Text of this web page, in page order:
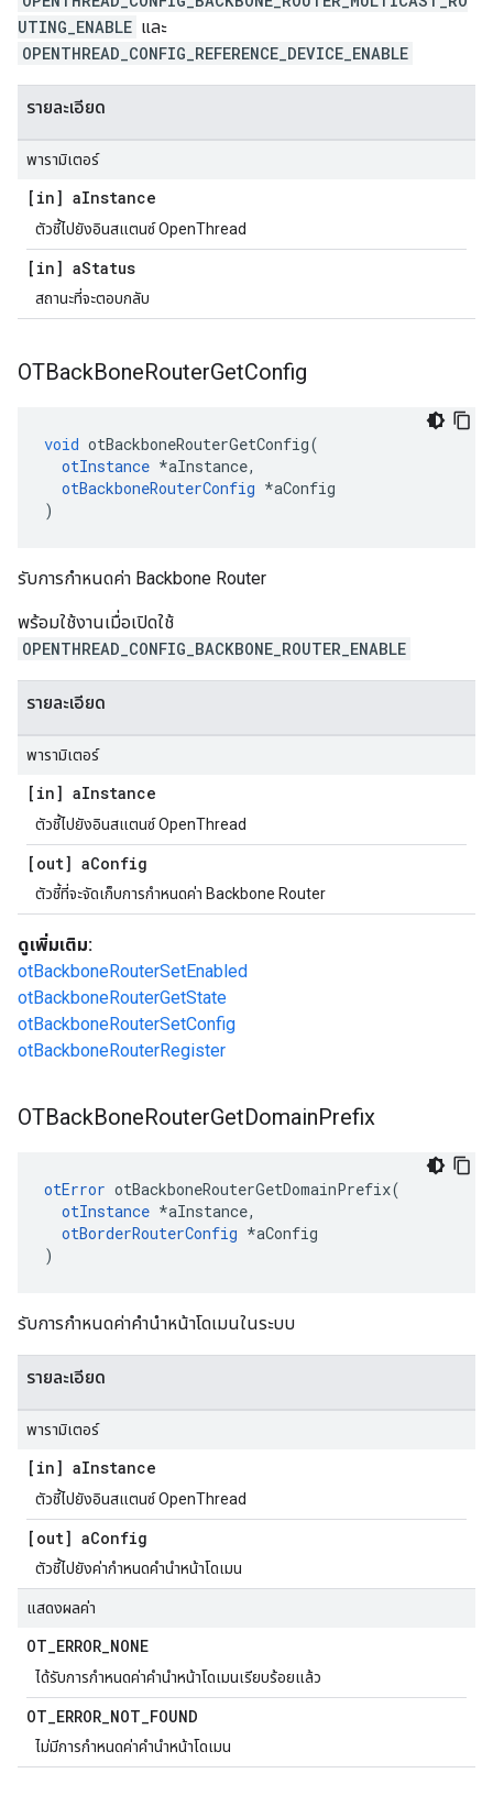
UTING_ENABLE และ
OPENTHREAD_CONFIG_REFERENCE_DEVICE_ENABLE
รายละเอียด
พารามิเตอร์
[in] aInstance
ตัวชี้ไปยังอินสแตนซ์ OpenThread
[in] aStatus
สถานะที่จะตอบกลับ
OTBackBoneRouterGetConfig
void otBackboneRouterGetConfig(
otInstance *aInstance,
otBackboneRouterConfig *aConfig
)
รับการกําหนดค่า Backbone Router
พร้อมใช้งานเมื่อเปิดใช้
OPENTHREAD_CONFIG_BACKBONE_ROUTER_ENABLE
รายละเอียด
พารามิเตอร์
[in] aInstance
ตัวชี้ไปยังอินสแตนซ์ OpenThread
[out] aConfig
ตัวชี้ที่จะจัดเก็บการกําหนดค่า Backbone Router
ดูเพิ่มเติม:
otBackboneRouterSetEnabled
otBackboneRouterGetState
otBackboneRouterSetConfig
otBackboneRouterRegister
OTBackBoneRouterGetDomainPrefix
otError otBackboneRouterGetDomainPrefix(
otInstance *aInstance,
otBorderRouterConfig *aConfig
)
รับการกําหนดค่าคํานําหน้าโดเมนในระบบ
รายละเอียด
พารามิเตอร์
[in] aInstance
ตัวชี้ไปยังอินสแตนซ์ OpenThread
[out] aConfig
ตัวชี้ไปยังค่ากําหนดคํานําหน้าโดเมน
แสดงผลค่า
OT_ERROR_NONE
ได้รับการกําหนดค่าคํานําหน้าโดเมนเรียบร้อยแล้ว
OT_ERROR_NOT_FOUND
ไม่มีการกําหนดค่าคํานําหน้าโดเมน